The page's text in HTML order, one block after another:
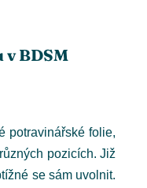
v BDSM
potravinářské folie,
pozicích. Již
se sám uvolnit.